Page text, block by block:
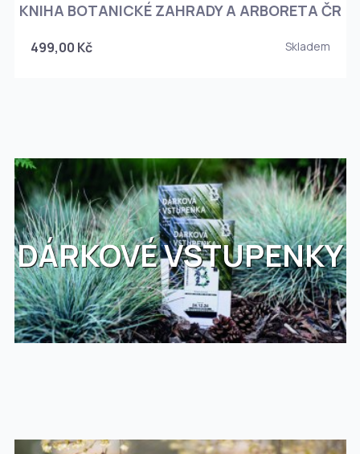
KNIHA BOTANICKÉ ZAHRADY A ARBORETA ČR
499,00 Kč Skladem
DÁRKOVÉ VSTUPENKY